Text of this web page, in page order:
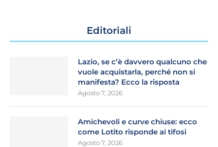
Editoriali
Lazio, se c’è davvero qualcuno che
vuole acquistarla, perché non si
manifesta? Ecco la risposta
Agosto 7, 2026
Amichevoli e curve chiuse: ecco
come Lotito risponde ai tifosi
Agosto 7, 2026